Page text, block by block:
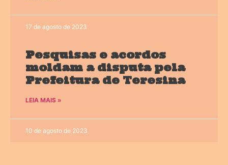
17 de agosto de 2023
Pesquisas e acordos
moldam a disputa pela
Prefeitura de Teresina
LEIA MAIS »
10 de agosto de 2023